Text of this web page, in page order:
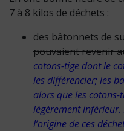
7 à 8 kilos de déchets :
des bâtonnets de
pouvaient revenir
cotons-tige dont le
les différencier; les
alors que les cotons-
légèrement inférieur.
l’origine de ces